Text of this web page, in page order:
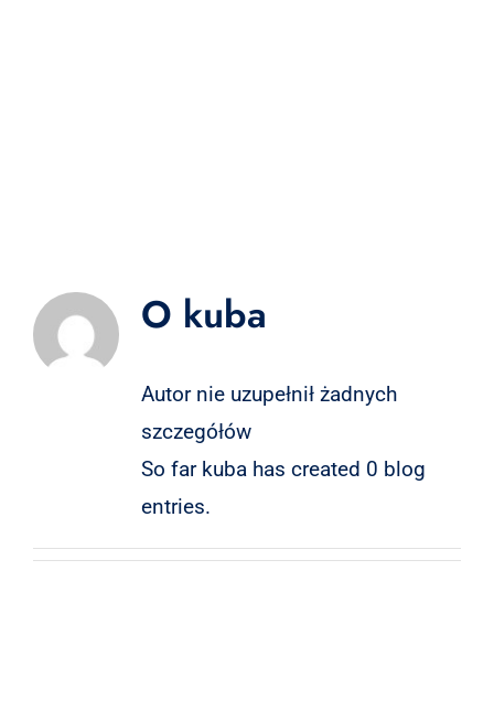
O kuba
Autor nie uzupełnił żadnych
szczegółów
So far kuba has created 0 blog
entries.